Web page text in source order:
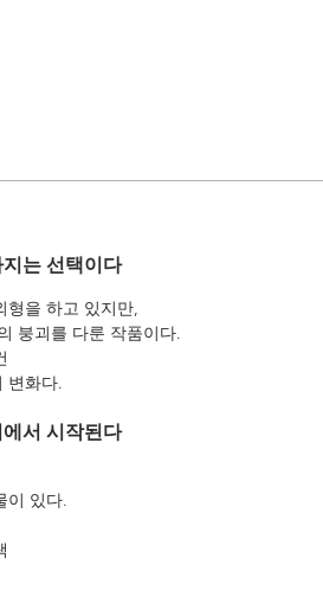
는 선택이다
형을 하고 있지만,
붕괴를 다룬 작품이다.
변화다.
서 시작된다
이 있다.